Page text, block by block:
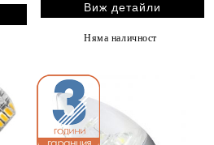
Виж детайли
Няма наличност